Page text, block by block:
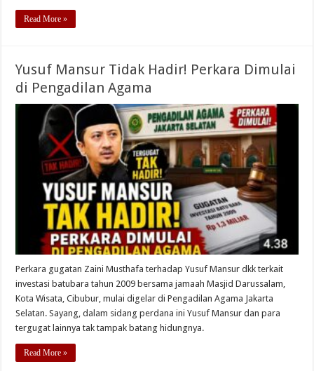
Read More »
Yusuf Mansur Tidak Hadir! Perkara Dimulai
di Pengadilan Agama
Perkara gugatan Zaini Musthafa terhadap Yusuf Mansur dkk terkait
investasi batubara tahun 2009 bersama jamaah Masjid Darussalam,
Kota Wisata, Cibubur, mulai digelar di Pengadilan Agama Jakarta
Selatan. Sayang, dalam sidang perdana ini Yusuf Mansur dan para
tergugat lainnya tak tampak batang hidungnya.
Read More »